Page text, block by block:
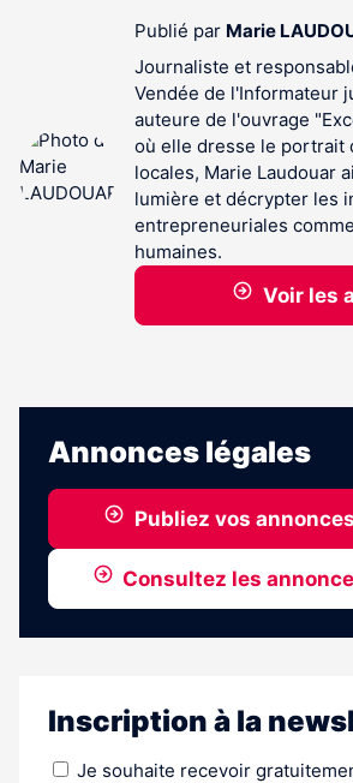
Publié par Marie
Journaliste et
Vendée de l'Informateur
auteure de l'ouvrage
où elle dresse le portrait
locales, Marie Laudouar
lumière et décrypter les
entrepreneuriales
humaines.
Voir les
Annonces légales
Publiez vos
Consultez les
Inscription à la
Je souhaite recevoir